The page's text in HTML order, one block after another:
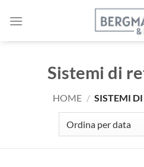
Sistemi di
HOME / SISTEMI